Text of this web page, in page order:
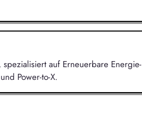
auf Erneuerbare Energie-
Power-to-X.